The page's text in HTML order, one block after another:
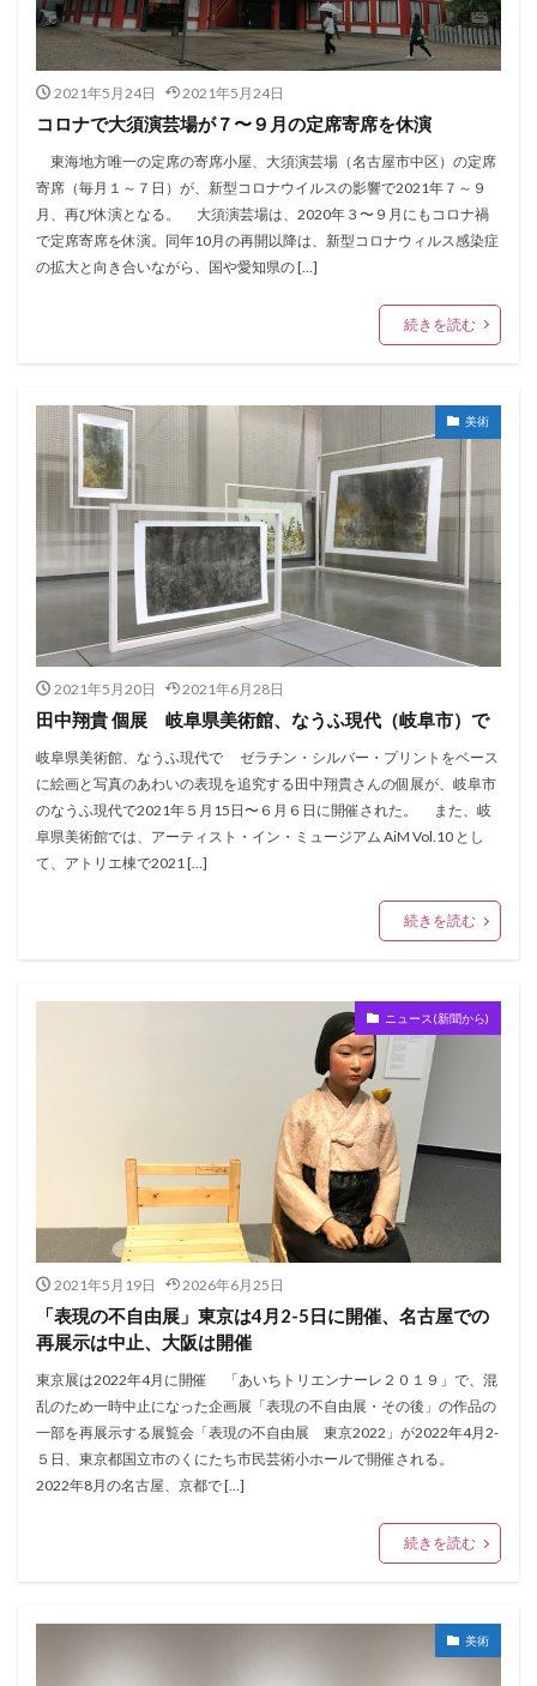
2021年5月24日 2021年5月24日
コロナで大須演芸場が７〜９月の定席寄席を休演
東海地方唯一の定席の寄席小屋、大須演芸場（名古屋市中区）の定席
寄席（毎月１～７日）が、新型コロナウイルスの影響で2021年７～９
月、再び休演となる。 大須演芸場は、2020年３〜９月にもコロナ禍
で定席寄席を休演。同年10月の再開以降は、新型コロナウィルス感染症
の拡大と向き合いながら、国や愛知県の […]
続きを読む
美術
2021年5月20日 2021年6月28日
田中翔貴 個展 岐阜県美術館、なうふ現代（岐阜市）で
岐阜県美術館、なうふ現代で ゼラチン・シルバー・プリントをベース
に絵画と写真のあわいの表現を追究する田中翔貴さんの個展が、岐阜市
のなうふ現代で2021年５月15日〜６月６日に開催された。 また、岐
阜県美術館では、アーティスト・イン・ミュージアム AiM Vol.10 とし
て、アトリエ棟で2021 […]
続きを読む
ニュース(新聞から)
2021年5月19日 2026年6月25日
「表現の不自由展」東京は4月2-5日に開催、名古屋での
再展示は中止、大阪は開催
東京展は2022年4月に開催 「あいちトリエンナーレ２０１９」で、混
乱のため一時中止になった企画展「表現の不自由展・その後」の作品の
一部を再展示する展覧会「表現の不自由展 東京2022」が2022年4月2-
５日、東京都国立市のくにたち市民芸術小ホールで開催される。
2022年8月の名古屋、京都で […]
続きを読む
美術